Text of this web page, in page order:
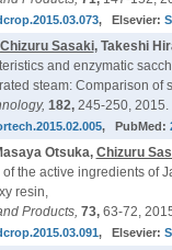
, Elsevier:
Chizuru Sasaki, Takeshi
and enzymatic
steam: Comparison of
182, 245-250, 2015.
, PubMed:
Otsuka, Chizuru
the active ingredients of
resin,
Products, 73, 63-72,
, Elsevier: